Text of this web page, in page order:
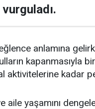
anlamına
kapanmasıyla
aktivitelerine kadar
aile yaşamını